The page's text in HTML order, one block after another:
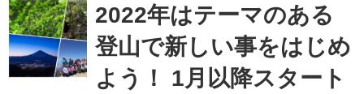
たことがない ●団体(旅行)ツアー自体に
も参加したことがない ●これから登山
を始めたい ●「登山」というと少し構
えてしまう ●敷居が高そうなイメージ
2022年はテーマのある
登山で新しい事をはじめ
よう！ 1月以降スタート